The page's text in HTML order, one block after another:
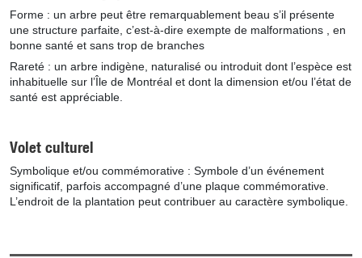
Forme : un arbre peut être remarquablement beau s’il présente
une structure parfaite, c’est-à-dire exempte de malformations , en
bonne santé et sans trop de branches
Rareté : un arbre indigène, naturalisé ou introduit dont l’espèce est
inhabituelle sur l’Île de Montréal et dont la dimension et/ou l’état de
santé est appréciable.
Volet culturel
Symbolique et/ou commémorative : Symbole d’un événement
significatif, parfois accompagné d’une plaque commémorative.
L’endroit de la plantation peut contribuer au caractère symbolique.